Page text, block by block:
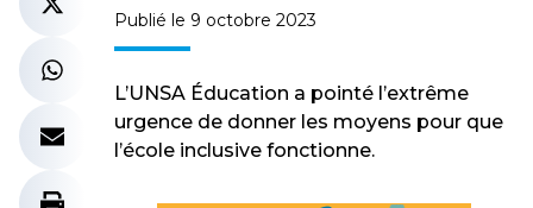
Publié le 9 octobre 2023
L’UNSA Éducation a pointé l’extrême
urgence de donner les moyens pour que
l’école inclusive fonctionne.